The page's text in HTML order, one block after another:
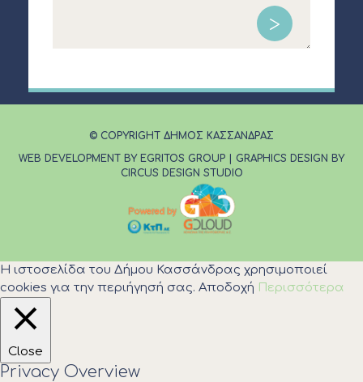
© COPYRIGHT ΔΗΜΟΣ ΚΑΣΣΑΝΔΡΑΣ
WEB DEVELOPMENT BY EGRITOS GROUP
GRAPHICS DESIGN BY
CIRCUS DESIGN STUDIO
Η ιστοσελίδα του Δήμου Κασσάνδρας χρησιμοποιεί
cookies για την περιήγησή σας. Αποδοχή Περισσότερα
Close
Privacy Overview